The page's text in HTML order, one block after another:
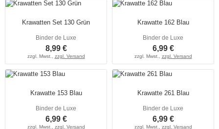
Krawatten Set 130 Grün
Binder de Luxe
8,99 €
zzgl. Mwst., zzgl. Versand
Krawatte 162 Blau
Binder de Luxe
6,99 €
zzgl. Mwst., zzgl. Versand
Krawatte 153 Blau
Binder de Luxe
6,99 €
zzgl. Mwst., zzgl. Versand
Krawatte 261 Blau
Binder de Luxe
6,99 €
zzgl. Mwst., zzgl. Versand